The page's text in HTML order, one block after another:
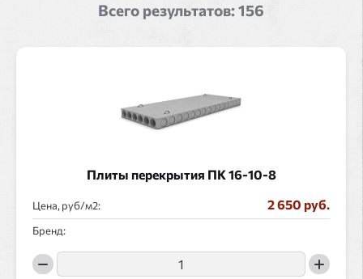
Всего результатов:156
Плиты перекрытия ПК 16-10-8
Цена, руб/ : 2 650 руб.
Бренд: